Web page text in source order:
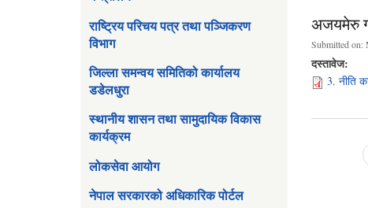
राष्ट्रिय परिचय पत्र तथा पञ्जिकरण
विभाग
जिल्ला समन्वय समितिको कार्यालय
डडेलधुरा
स्थानीय शासन तथा सामुदायिक विकास
कार्यक्रम
लोकसेवा आयोग
नेपाल सरकारको अधिकारिक पोर्टल
अजयमेरु
Submitted on:
दस्तावेज:
3. नीति